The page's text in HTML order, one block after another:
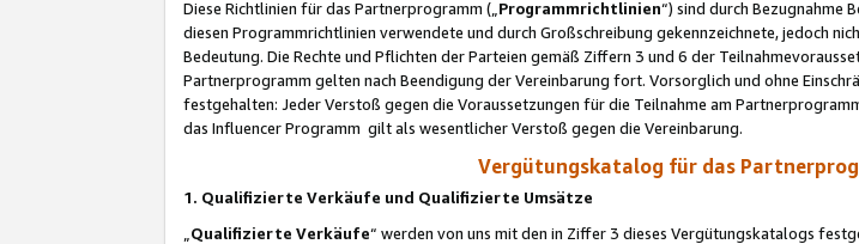
Diese Richtlinien für das Partnerprogramm („Programmrichtlinien“) sind durch Bezugnahme
diesen Programmrichtlinien verwendete und durch Großschreibung gekennzeichnete, jedoch
Bedeutung. Die Rechte und Pflichten der Parteien gemäß Ziffern 3 und 6 der
Partnerprogramm gelten nach Beendigung der Vereinbarung fort. Vorsorglich und ohne
festgehalten: Jeder Verstoß gegen die Voraussetzungen für die Teilnahme am
das Influencer Programm gilt als wesentlicher Verstoß gegen die Vereinbarung.
Vergütungskatalog für das
1. Qualifizierte Verkäufe und Qualifizierte Umsätze
Qualifizierte Verkäufe“ werden von uns mit den in Ziffer 3 dieses Vergütungskatalogs